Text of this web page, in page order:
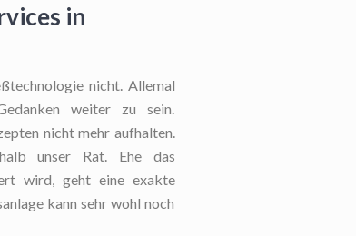
in
nicht. Allemal
weiter zu sein.
nicht mehr aufhalten.
unser Rat. Ehe das
wird, geht eine exakte
kann sehr wohl noch